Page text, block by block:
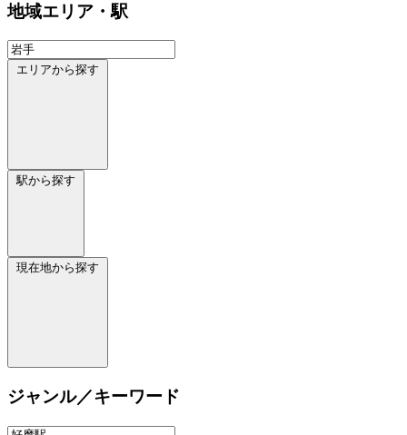
地域エリア・駅
エリアから探す
駅から探す
現在地から探す
ジャンル／キーワード